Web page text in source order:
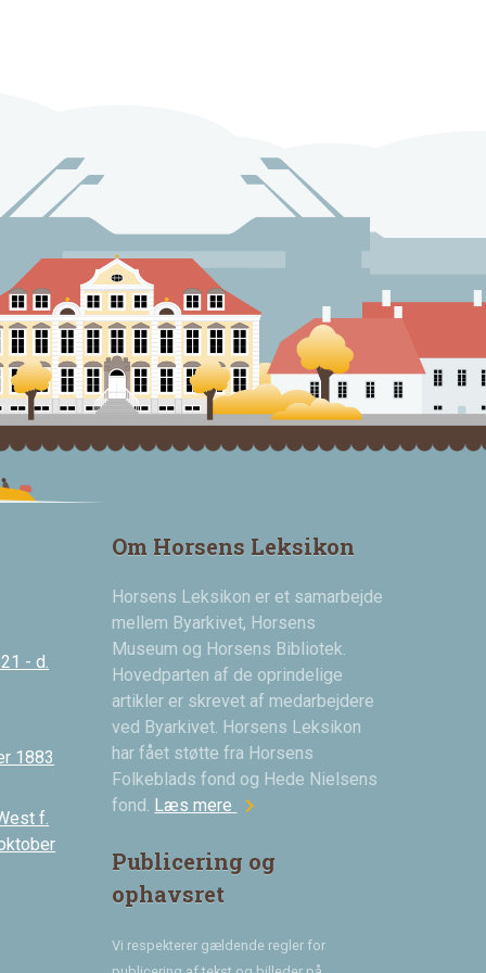
- d.
1883
f.
Om Horsens Leksikon
Horsens Leksikon er et samarbejde
mellem Byarkivet, Horsens
Museum og Horsens Bibliotek.
Hovedparten af de oprindelige
artikler er skrevet af medarbejdere
ved Byarkivet. Horsens Leksikon
har fået støtte fra Horsens
Folkeblads fond og Hede Nielsens
fond. Læs mere chevron_right
Publicering og
ophavsret
Vi respekterer gældende regler for